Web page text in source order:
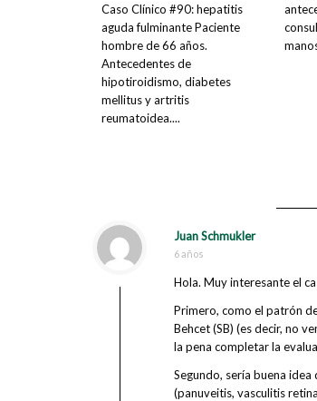
Caso Clínico #90: hepatitis
aguda fulminante Paciente
hombre de 66 años.
Antecedentes de
hipotiroidismo, diabetes
mellitus y artritis
reumatoidea....
Juan Schmukler
6 años
Hola. Muy interesante el
Primero, como el patrón
Behcet (SB) (es decir, no
la pena completar la
Segundo, sería buena
(panuveitis, vasculitis